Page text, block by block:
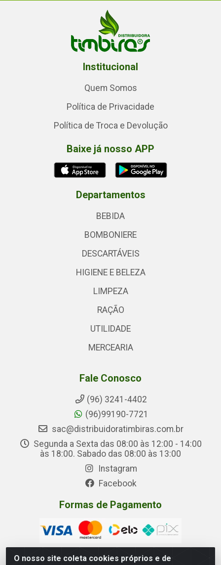
O nosso site coleta cookies próprios e de
Institucional
Quem Somos
Política de Privacidade
Política de Troca e Devolução
Baixe já nosso APP
Departamentos
BEBIDA
BOMBONIERE
DESCARTÁVEIS
HIGIENE E BELEZA
LIMPEZA
RAÇÃO
UTILIDADE
MERCEARIA
Fale Conosco
(96) 3241-4402
(96)99190-7721
sac@distribuidoratimbiras.com.br
Segunda a Sexta das 08:00 às 12:00 - 14:00
às 18:00. Sabado das 08:00 às 13:00
Instagram
Facebook
Formas de Pagamento